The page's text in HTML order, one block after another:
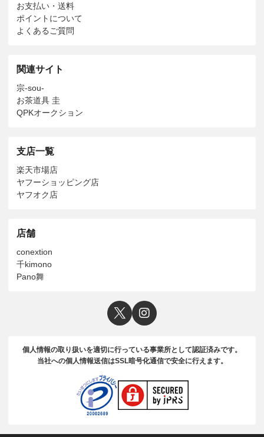
お支払い・送料
ポイントについて
よくあるご質問
関連サイト
宗-sou-
お茶道具 圭
QPKオークション
支店一覧
楽天市場店
ヤフーショッピング店
ヤフオク店
店舗
conextion
千kimono
Pano舞
個人情報の取り扱いを適切に行っている事業所として認証済みです。
当社への個人情報送信はSSL暗号化通信で安全に行えます。